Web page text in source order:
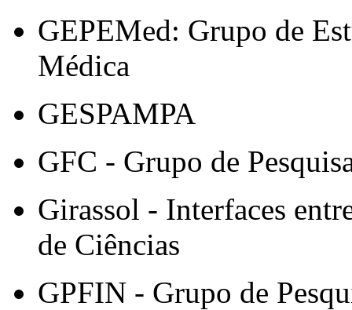
GEPEMed: Grupo de
Médica
GESPAMPA
GFC - Grupo de
Girassol - Interfaces
de Ciências
GPFIN - Grupo de